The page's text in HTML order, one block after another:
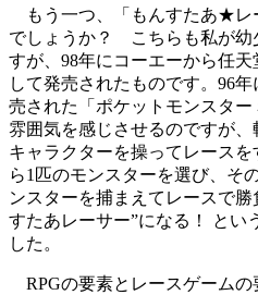
もう一つ、「もんすたあ★レ
でしょうか？ こちらも私が幼
すが、98年にコーエーから任
して発売されたものです。96
売された「ポケットモンスタ
雰囲気を感じさせるのですが
キャラクターを操ってレース
ら1匹のモンスターを選び、そ
ンスターを捕まえてレースで
すたあレーサー”になる！ とい
した。
RPGの要素とレースゲームの